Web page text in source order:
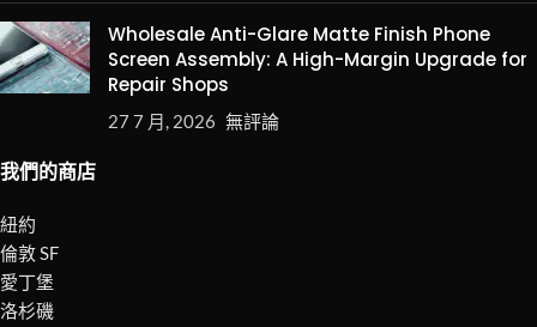
Wholesale Anti-Glare Matte Finish Phone
Screen Assembly: A High-Margin Upgrade for
Repair Shops
27 7 月, 2026 無評論
我們的商店
紐約
倫敦 SF
愛丁堡
洛杉磯